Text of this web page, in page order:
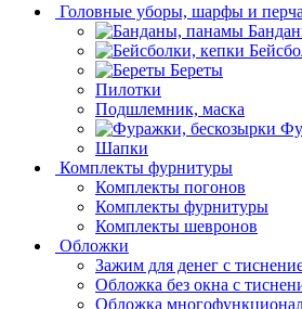
Головные уборы, шарфы и
Береты
Пилотки
Подшлемник, маска
Шапки
Комплекты фурнитуры
Комплекты погонов
Комплекты фурнитуры
Комплекты шевронов
Обложки
Зажим для денег с
Обложка без окна с
Обложка